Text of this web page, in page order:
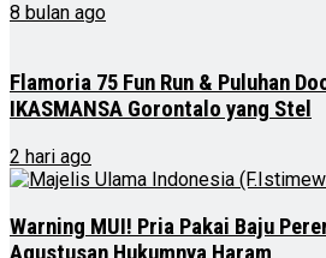
8 bulan ago
Flamoria 75 Fun Run & Puluhan
IKASMANSA Gorontalo yang Stel
2 hari ago
Warning MUI! Pria Pakai Baju
Agustusan Hukumnya Haram